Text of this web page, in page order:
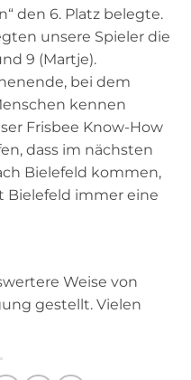
den 6. Platz belegte.
unsere Spieler die
9 (Martje).
bei dem
kennen
Frisbee Know-How
dass im nächsten
Bielefeld kommen,
Bielefeld immer eine
Weise von
gestellt. Vielen